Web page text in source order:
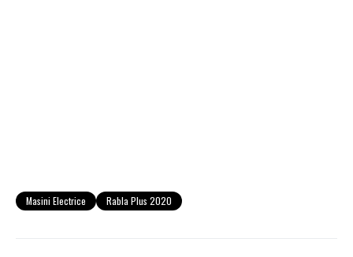
Masini Electrice Rabla Plus 2020